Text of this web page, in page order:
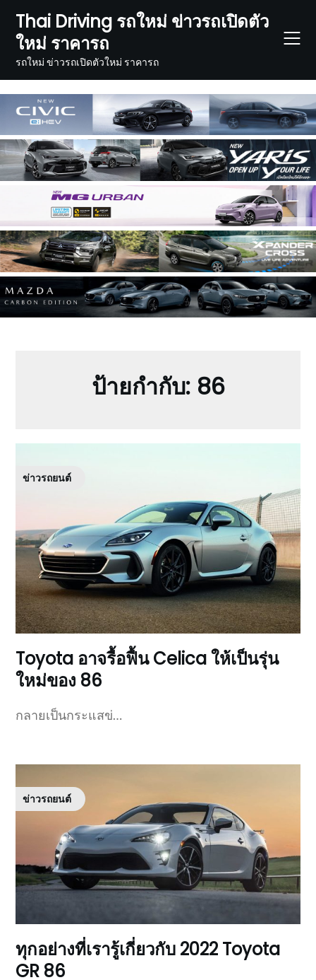
content
Thai Driving รถใหม่ ข่าวรถเปิดตัว
ใหม่ ราคารถ
รถใหม่ ข่าวรถเปิดตัวใหม่ ราคารถ
ป้ายกำกับ: 86
ข่าวรถยนต์
Toyota อาจรื้อฟื้น Celica ให้เป็นรุ่น
ใหม่ของ 86
กลายเป็นกระแสข่…
ข่าวรถยนต์
ทุกอย่างที่เรารู้เกี่ยวกับ 2022 Toyota
GR 86